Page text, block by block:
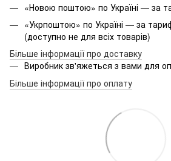
«Новою поштою» по Україні — за
«Укрпоштою» по Україні — за
(доступно не для всіх товарів)
Більше інформації про доставку
Виробник зв'яжеться з вами для
Більше інформації про оплату